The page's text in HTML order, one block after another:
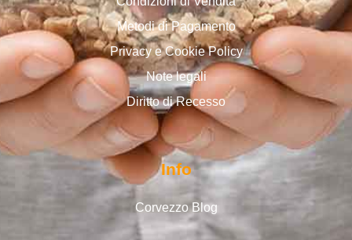
Metodi di Pagamento
Privacy e Cookie Policy
Note legali
Diritto di Recesso
Info
Corvezzo Blog